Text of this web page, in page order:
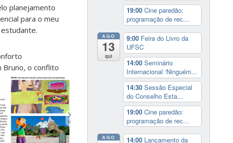
planejamento
para o meu
Bruno, o conflito
19:00 Cine paredão:
programação de rec...
AGO
13
qui
9:00 Feira do Livro da
UFSC
14:00 Seminário
Internacional ‘Ninguém...
14:30 Sessão Especial
do Conselho Esta...
19:00 Cine paredão:
programação de rec...
AGO 14:00 Lançamento da